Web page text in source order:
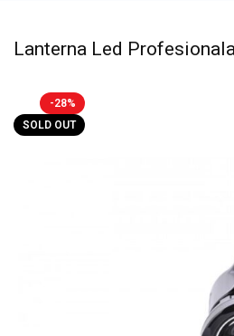
Lanterna Led
-28%
SOLD OUT